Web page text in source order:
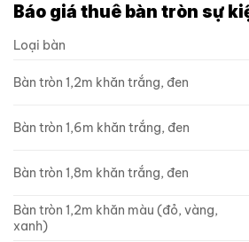
Báo giá thuê bàn tròn sự
Loại bàn
Bàn tròn 1,2m khăn trắng, đen
Bàn tròn 1,6m khăn trắng, đen
Bàn tròn 1,8m khăn trắng, đen
Bàn tròn 1,2m khăn màu (đỏ, vàng,
xanh)